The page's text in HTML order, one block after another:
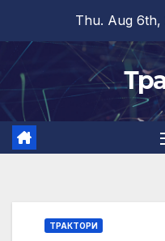
content
Thu. Aug 6th,
ТРАКТОРИ